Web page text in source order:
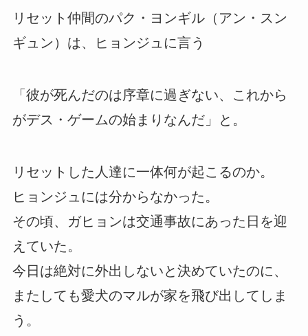
リセット仲間のパク・ヨンギル（アン・スン
ギュン）は、ヒョンジュに言う
「彼が死んだのは序章に過ぎない、これから
がデス・ゲームの始まりなんだ」と。
リセットした人達に一体何が起こるのか。
ヒョンジュには分からなかった。
その頃、ガヒョンは交通事故にあった日を迎
えていた。
今日は絶対に外出しないと決めていたのに、
またしても愛犬のマルが家を飛び出してしま
う。